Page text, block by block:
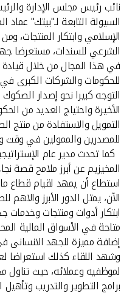
نائب رئيس مجلس الإدارة
السيولة التابعة لـ"بيتك" عماد
الإسلامي وابتكار المنتجات،
الشرعي للسندات، مستعرضا
في هذا المجال من خلال
للحكومات والشركات الكبرى
التوجه كبيرا نحو إصدار
الأخيرة واحتياج العديد من
التمويل والاستفادة من منتج
للمصدرين والممولين في وقت
كما تحدث مدير عام
المخيزيم عن أبرز ملامح قصة
استطاع أن يمهد لقيام قطاع
الآن، يمثل الدور الأبرز
ابتكار أدوات ومنتجات وخدمات
متاحة في الأسواق المالية
إضافة مميزة للجهد الانسانى
وشهد اللقاء كذلك استعراضا
لموظفيه وعملائه، حيث تناول
برامج التطوير والتدريب